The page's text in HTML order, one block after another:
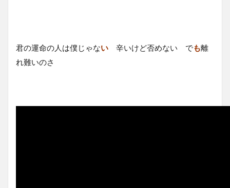
君の運命の人は僕じゃない 辛いけど否めない でも離
れ難いのさ